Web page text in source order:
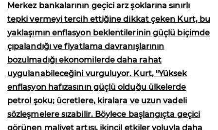
Merkez bankalarının geçici arz şoklarına sınırlı
tepki vermeyi tercih ettiğine dikkat çeken Kurt, bu
yaklaşımın enflasyon beklentilerinin güçlü biçimde
çıpalandığı ve fiyatlama davranışlarının
bozulmadığı ekonomilerde daha rahat
uygulanabileceğini vurguluyor. Kurt, "Yüksek
enflasyon hafızasının güçlü olduğu ülkelerde
petrol şoku; ücretlere, kiralara ve uzun vadeli
sözleşmelere sızabilir. Böylece başlangıçta geçici
görünen maliyet artışı, ikincil etkiler yoluyla daha